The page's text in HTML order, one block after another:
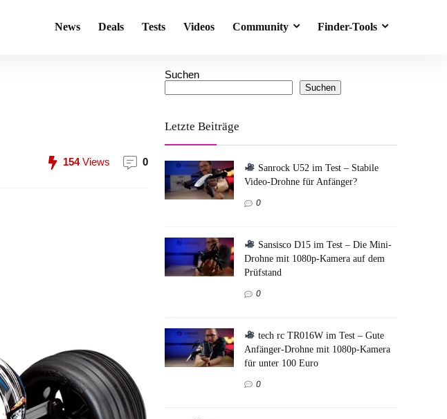
News Deals Tests Videos Community Finder-Tools
154Views 0
Suchen
Suchen
Letzte Beiträge
Sanrock U52 im Test – Stabile
Video-Drohne für Anfänger?
0
Sansisco D15 im Test – Die Mini-
Drohne mit 1080p-Kamera auf dem
Prüfstand
0
tech rc TR016W im Test – Gute
Anfänger-Drohne mit 1080p-Kamera
für unter 100 Euro
0